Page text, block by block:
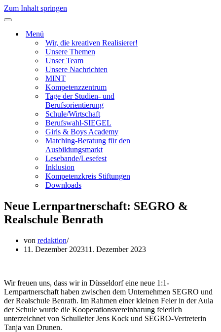
Zum Inhalt springen
Navigationsmenü
Menü
Wir, die kreativen Realisierer!
Unsere Themen
Unser Team
Unsere Nachrichten
MINT
Kompetenzzentrum
Tage der Studien- und
Berufsorientierung
Schule/Wirtschaft
Berufswahl-SIEGEL
Girls & Boys Academy
Matching-Beratung für den
Ausbildungsmarkt
Lesebande/Lesefest
Inklusion
Kompetenzkreis Stiftungen
Downloads
Neue Lernpartnerschaft: SEGRO &
Realschule Benrath
von redaktion
11. Dezember 202311. Dezember 2023
Wir freuen uns, dass wir in Düsseldorf eine neue 1:1-
Lernpartnerschaft haben zwischen dem Unternehmen SEGRO und
der Realschule Benrath. Im Rahmen einer kleinen Feier in der Aula
der Schule wurde die Kooperationsvereinbarung feierlich
unterzeichnet von Schulleiter Jens Kock und SEGRO-Vertreterin
Tanja van Drunen.